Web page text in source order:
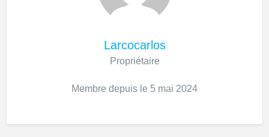
Larcocarlos
Propriétaire
Membre depuis le 5 mai 2024